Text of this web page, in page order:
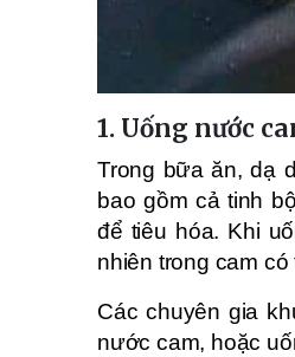
1. Uống nước
Trong bữa ăn, dạ
bao gồm cả tinh
để tiêu hóa. Khi
nhiên trong cam
Các chuyên gia
nước cam, hoặc